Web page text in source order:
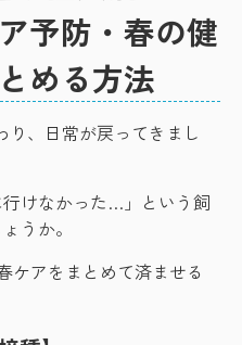
予防・春の健
める方法
り、日常が戻ってきまし
行けなかった…」という飼
うか。
ケアをまとめて済ませる